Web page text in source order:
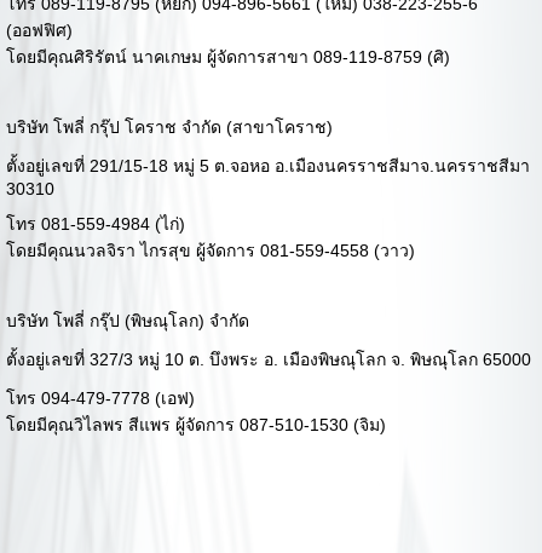
(ออฟฟิศ)
โดยมีคุณศิริรัตน์ นาคเกษม ผู้จัดการสาขา 089-119-8759 (ศิ)
บริษัท โพลี่ กรุ๊ป โคราช จำกัด (สาขาโคราช)
ตั้งอยู่เลขที่ 291/15-18 หมู่ 5 ต.จอหอ อ.เมืองนครราชสีมาจ.นครราชสีมา
30310
โทร 081-559-4984 (ไก่)
โดยมีคุณนวลจิรา ไกรสุข ผู้จัดการ 081-559-4558 (วาว)
บริษัท โพลี่ กรุ๊ป (พิษณุโลก) จำกัด
ตั้งอยู่เลขที่ 327/3 หมู่ 10 ต. บึงพระ อ. เมืองพิษณุโลก จ. พิษณุโลก 65000
โทร 094-479-7778 (เอฟ)
โดยมีคุณวิไลพร สีแพร ผู้จัดการ 087-510-1530 (จิม)